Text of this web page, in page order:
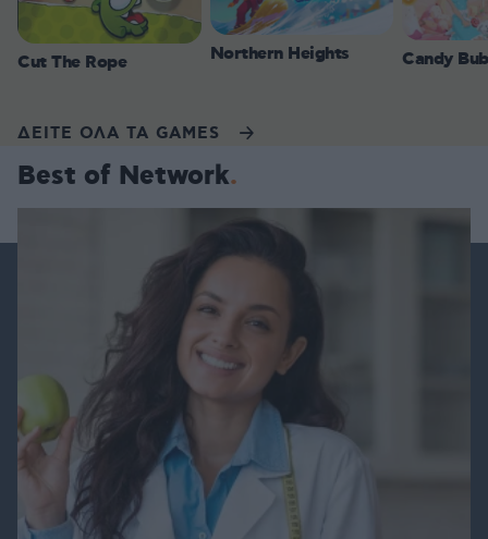
Cut The Rope Northern Heights Candy
ΔΕΙΤΕ ΟΛΑ ΤΑ GAMES
Best of Network